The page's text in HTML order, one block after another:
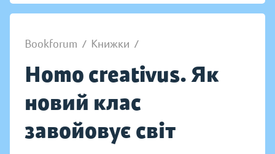
Bookforum / Книжки /
Homo creativus. Як
новий клас
завойовує світ